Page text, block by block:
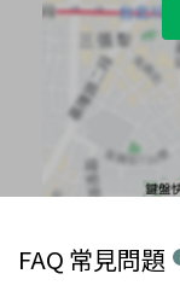
FAQ 常見問題